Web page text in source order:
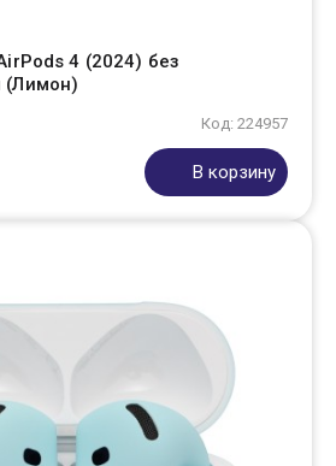
4 (2024) без
(Лимон)
Код: 224957
В корзину